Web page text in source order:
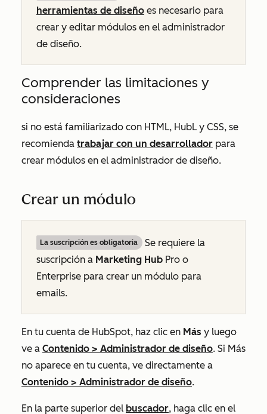
herramientas de diseño es necesario para
crear y editar módulos en el administrador
de diseño.
Comprender las limitaciones y
consideraciones
si no está familiarizado con HTML, HubL y CSS, se
recomienda trabajar con un desarrollador para
crear módulos en el administrador de diseño.
Crear un módulo
La suscripción es obligatoria
Se requiere la
suscripción a Marketing Hub Pro o
Enterprise para crear un módulo para
emails.
En tu cuenta de HubSpot, haz clic en Más y luego
ve a Contenido > Administrador de diseño. Si Más
no aparece en tu cuenta, ve directamente a
Contenido > Administrador de diseño.
En la parte superior del buscador, haga clic en el